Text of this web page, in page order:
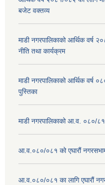
बजेट वक्तव्य
माडी नगरपालिकाको आर्थिक वर्ष
नीति तथा कार्यक्रम
माडी नगरपालिकाको आर्थिक वर्ष
पुस्तिका
माडी नगरपालिकाको आ.व. ०८०/
आ.व.०८०/०८१ को एघारौं
आ.व.०८०/०८१ का लागि एघारौं नगर